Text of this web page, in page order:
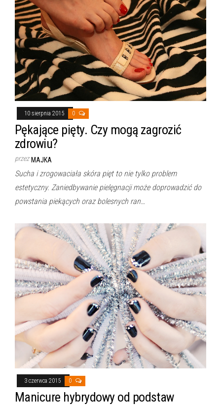
10 sierpnia 2015 0
Pękające pięty. Czy mogą zagrozić
zdrowiu?
przez MAJKA
Sucha i zrogowaciała skóra pięt to nie tylko problem
estetyczny. Zaniedbywanie pielęgnacji może doprowadzić do
powstania piekących oraz bolesnych ran…
3 czerwca 2015 0
Manicure hybrydowy od podstaw